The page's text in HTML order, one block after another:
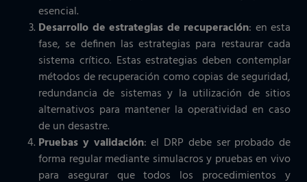
esencial.
Desarrollo de estrategias de recuperación: en esta
fase, se definen las estrategias para restaurar cada
sistema crítico. Estas estrategias deben contemplar
métodos de recuperación como copias de seguridad,
redundancia de sistemas y la utilización de sitios
alternativos para mantener la operatividad en caso
de un desastre.
Pruebas y validación: el DRP debe ser probado de
forma regular mediante simulacros y pruebas en vivo
para asegurar que todos los procedimientos y